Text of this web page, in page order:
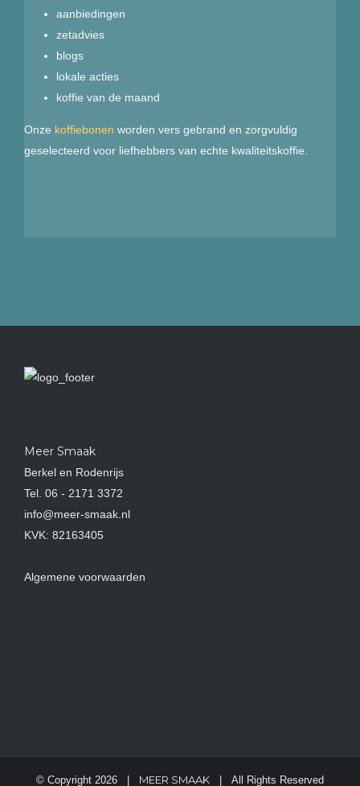
aanbiedingen
zetadvies
blogs
lokale acties
koffie van de maand
Onze koffiebonen worden vers gebrand en zorgvuldig
geselecteerd voor liefhebbers van echte kwaliteitskoffie.
Meer Smaak
Berkel en Rodenrijs
Tel. 06 - 2171 3372
info@meer-smaak.nl
KVK: 82163405
Algemene voorwaarden
© Copyright 2026 | MEER SMAAK | All Rights Reserved